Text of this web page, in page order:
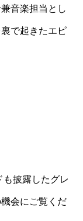
音楽担当とし
で起きたエピ
披露したグレ
会にご覧くだ